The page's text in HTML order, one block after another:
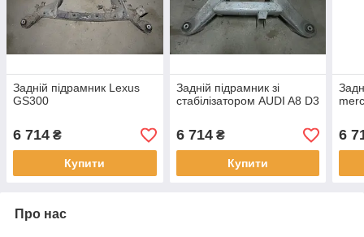
Задній підрамник Lexus
GS300
6 714 ₴
Купити
Задній підрамник зі
стабілізатором AUDI A8 D3
6 714₴
Купити
6
Про нас